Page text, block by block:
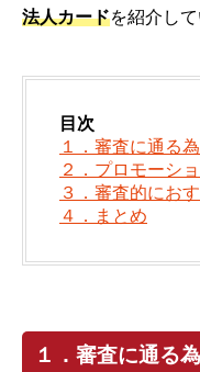
法人カードを紹介し
目次
１．審査に通る
２．プロモーシ
３．審査的にお
４．まとめ
１．審査に通る